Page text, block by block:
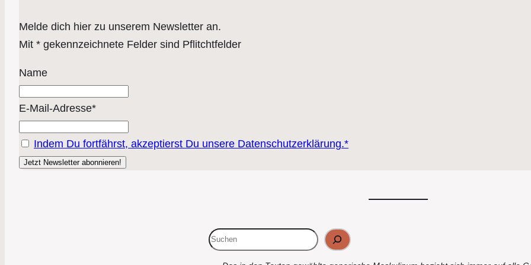
Melde dich hier zu unserem Newsletter an.
Mit * gekennzeichnete Felder sind Pflitchtfelder
Name
E-Mail-Adresse*
Indem Du fortfährst, akzeptierst Du unsere Datenschutzerklärung.*